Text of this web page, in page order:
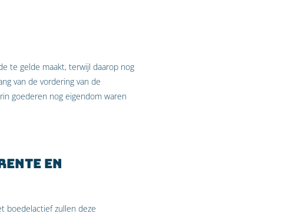
te gelde maakt, terwijl daarop nog
van de vordering van de
goederen nog eigendom waren
en
boedelactief zullen deze